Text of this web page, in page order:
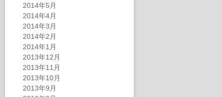
2014年5月
2014年4月
2014年3月
2014年2月
2014年1月
2013年12月
2013年11月
2013年10月
2013年9月